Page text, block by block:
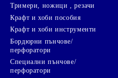
Тримери, ножици , резачи
Крафт и хоби пособия
Крафт и хоби инструменти
Бордюрни пънчове/
перфоратори
Специални пънчове/
перфоратори